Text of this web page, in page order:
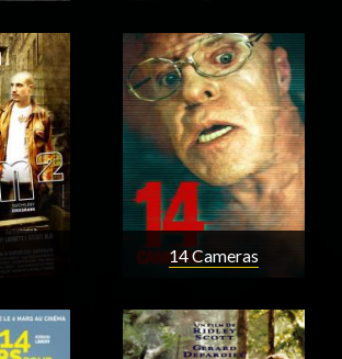
14 Cameras